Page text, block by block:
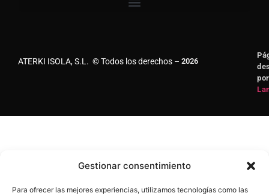
Gestionar consentimiento
Para ofrecer las mejores experiencias, utilizamos tecnologías como las
ATERKI ISOLA, S.L. © Todos los derechos – 2026
por